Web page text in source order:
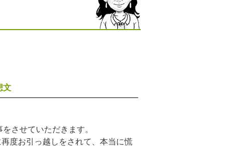
文
させていただきます。
度お引っ越しをされて、本当に慌